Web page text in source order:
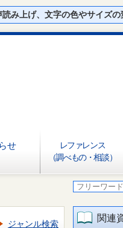
読み上げ、文字の色やサイズ
せ
レファレンス
（調べもの・相談）
ジャンル検索
関連